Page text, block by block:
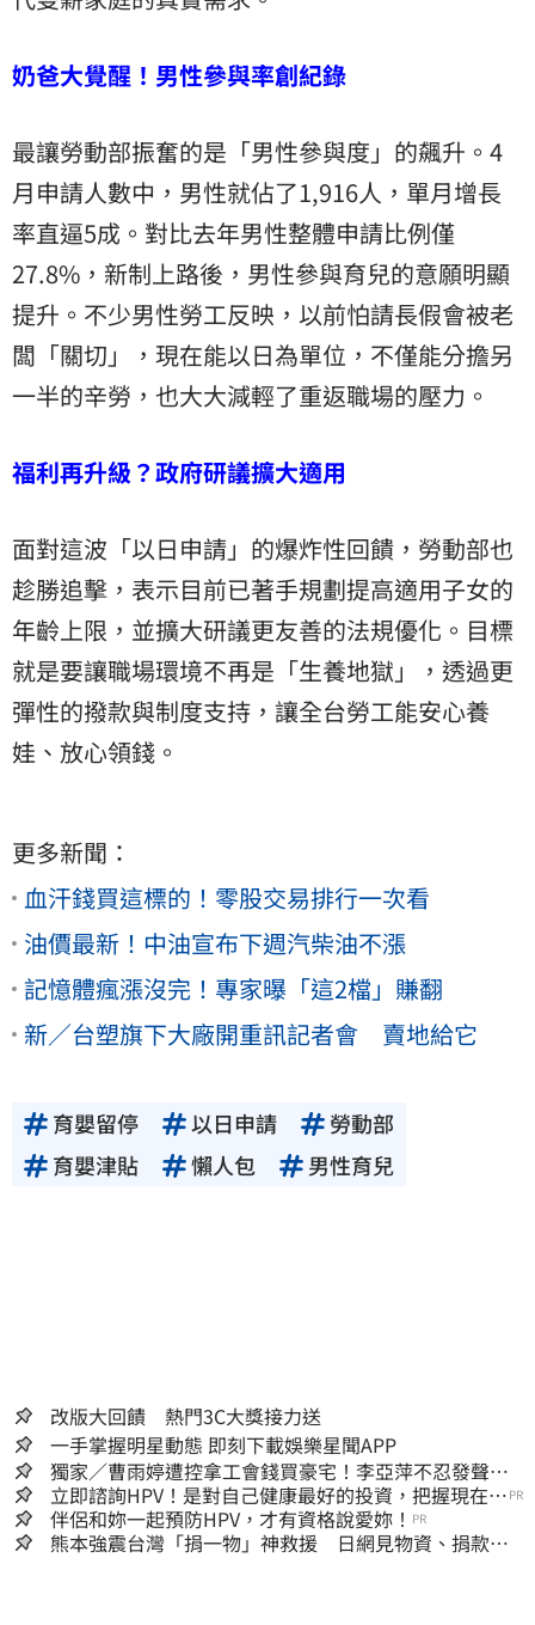
奶爸大覺醒！男性參與率創紀錄
最讓勞動部振奮的是「男性參與度」的飆升。4
月申請人數中，男性就佔了1,916人，單月增長
率直逼5成。對比去年男性整體申請比例僅
27.8%，新制上路後，男性參與育兒的意願明顯
提升。不少男性勞工反映，以前怕請長假會被老
闆「關切」，現在能以日為單位，不僅能分擔另
一半的辛勞，也大大減輕了重返職場的壓力。
福利再升級？政府研議擴大適用
面對這波「以日申請」的爆炸性回饋，勞動部也
趁勝追擊，表示目前已著手規劃提高適用子女的
年齡上限，並擴大研議更友善的法規優化。目標
就是要讓職場環境不再是「生養地獄」，透過更
彈性的撥款與制度支持，讓全台勞工能安心養
娃、放心領錢。
更多新聞：
血汗錢買這標的！零股交易排行一次看
油價最新！中油宣布下週汽柴油不漲
記憶體瘋漲沒完！專家曝「這2檔」賺翻
新／台塑旗下大廠開重訊記者會 賣地給它
育嬰留停 以日申請
勞動部
育嬰津貼
懶人包 男性育兒
改版大回饋 熱門3C大獎接力送
一手掌握明星動態 即刻下載娛樂星聞APP
獨家／曹雨婷遭控拿工會錢買豪宅！李亞萍不忍發聲：
余天管工會都貼錢
立即諮詢HPV！是對自己健康最好的投資，把握現在不
嫌晚！
PR
伴侶和妳一起預防HPV，才有資格說愛妳！ PR
熊本強震台灣「捐一物」神救援 日網見物資、捐款